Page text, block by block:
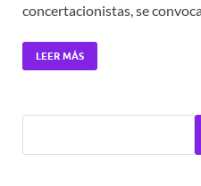
concertacionistas, se
LEER MÁS